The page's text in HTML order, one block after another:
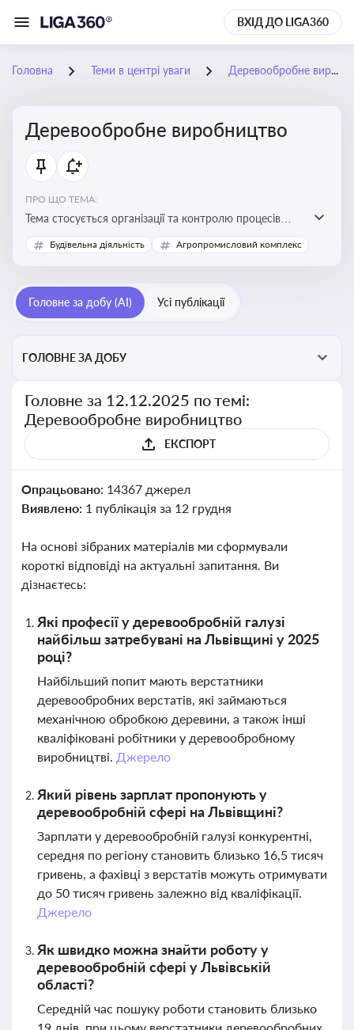
ВХІД ДО LIGA360
Головна Теми в центрі уваги Деревообробне виробництво
Деревообробне виробництво
ПРО ЩО ТЕМА:
Тема стосується організації та контролю процесів
переробки деревини, дотримання технічних
стандартів, екологічних вимог і безпеки праці на
Будівельна діяльність Агропромисловий комплекс
Головне за добу (AI) Усі публікації
ГОЛОВНЕ ЗА ДОБУ
Головне за 12.12.2025 по темі:
Деревообробне виробництво
ЕКСПОРТ
Опрацьовано: 14367 джерел
Виявлено: 1 публікація за 12 грудня
На основі зібраних матеріалів ми сформували
короткі відповіді на актуальні запитання. Ви
дізнаєтесь:
Які професії у деревообробній галузі
найбільш затребувані на Львівщині у 2025
році?
Найбільший попит мають верстатники
деревообробних верстатів, які займаються
механічною обробкою деревини, а також інші
кваліфіковані робітники у деревообробному
виробництві. Джерело
Який рівень зарплат пропонують у
деревообробній сфері на Львівщині?
Зарплати у деревообробній галузі конкурентні,
середня по регіону становить близько 16,5 тисяч
гривень, а фахівці з верстатів можуть отримувати
до 50 тисяч гривень залежно від кваліфікації.
Джерело
Як швидко можна знайти роботу у
деревообробній сфері у Львівській
області?
Середній час пошуку роботи становить близько